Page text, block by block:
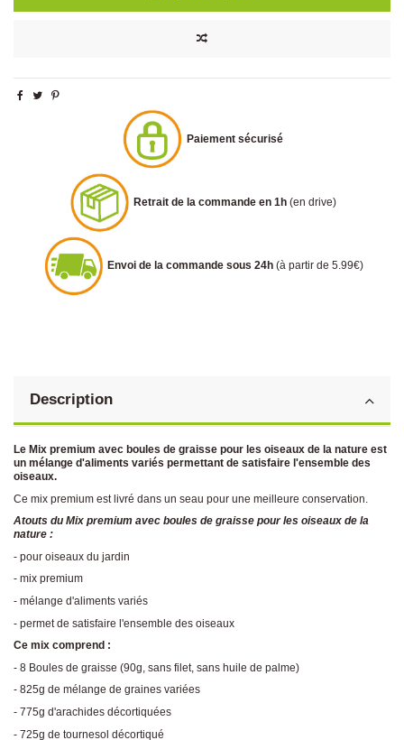
Paiement sécurisé
Retrait de la commande en 1h (en drive)
Envoi de la commande sous 24h (à partir de 5.99€)
Description
Le Mix premium avec boules de graisse pour les oiseaux de la nature est
un mélange d'aliments variés permettant de satisfaire l'ensemble des
oiseaux.
Ce mix premium est livré dans un seau pour une meilleure conservation.
Atouts du Mix premium avec boules de graisse pour les oiseaux de la
nature :
- pour oiseaux du jardin
- mix premium
- mélange d'aliments variés
- permet de satisfaire l'ensemble des oiseaux
Ce mix comprend :
- 8 Boules de graisse (90g, sans filet, sans huile de palme)
- 825g de mélange de graines variées
- 775g d'arachides décortiquées
- 725g de tournesol décortiqué